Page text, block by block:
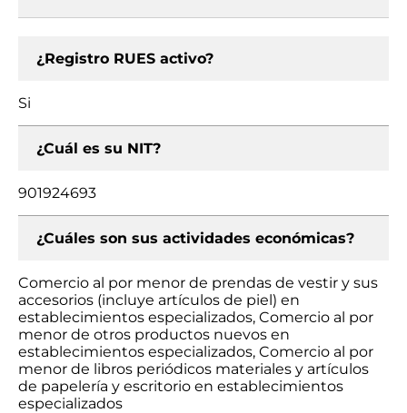
¿Registro RUES activo?
Si
¿Cuál es su NIT?
901924693
¿Cuáles son sus actividades económicas?
Comercio al por menor de prendas de vestir y sus
accesorios (incluye artículos de piel) en
establecimientos especializados, Comercio al por
menor de otros productos nuevos en
establecimientos especializados, Comercio al por
menor de libros periódicos materiales y artículos
de papelería y escritorio en establecimientos
especializados